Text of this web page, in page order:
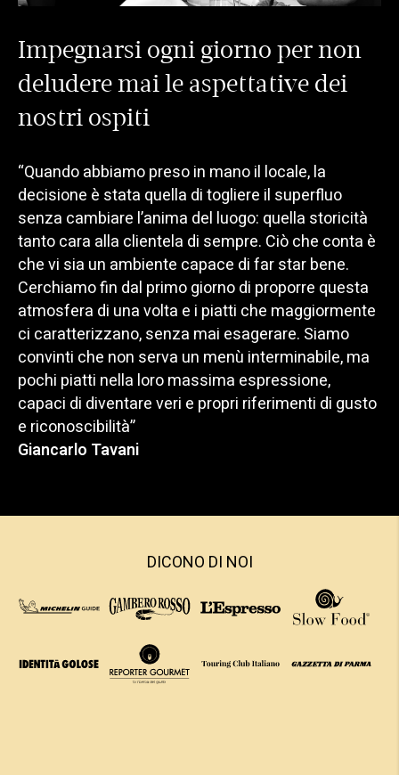
Impegnarsi ogni giorno per non
deludere mai le aspettative dei
nostri ospiti
“Quando abbiamo preso in mano il locale, la
decisione è stata quella di togliere il superfluo
senza cambiare l’anima del luogo: quella storicità
tanto cara alla clientela di sempre. Ciò che conta è
che vi sia un ambiente capace di far star bene.
Cerchiamo fin dal primo giorno di proporre questa
atmosfera di una volta e i piatti che maggiormente
ci caratterizzano, senza mai esagerare. Siamo
convinti che non serva un menù interminabile, ma
pochi piatti nella loro massima espressione,
capaci di diventare veri e propri riferimenti di gusto
e riconoscibilità”
Giancarlo Tavani
DICONO DI NOI